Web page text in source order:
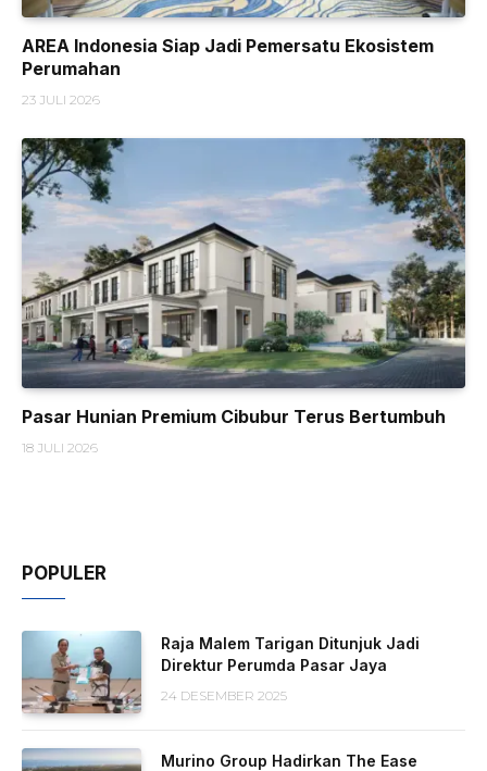
AREA Indonesia Siap Jadi Pemersatu Ekosistem
Perumahan
23 JULI 2026
Pasar Hunian Premium Cibubur Terus Bertumbuh
18 JULI 2026
POPULER
Raja Malem Tarigan Ditunjuk Jadi
Direktur Perumda Pasar Jaya
24 DESEMBER 2025
Murino Group Hadirkan The Ease